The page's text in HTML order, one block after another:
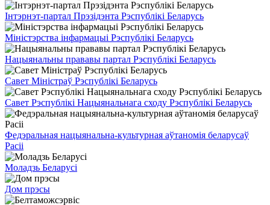
Інтэрнэт-партал Прэзідэнта Рэспублікі Беларусь
Міністэрства інфармацыі Рэспублікі Беларусь
Нацыянальны прававы партал Рэспублікі Беларусь
Савет Міністраў Рэспублікі Беларусь
Савет Рэспублікі Нацыянальнага сходу Рэспублікі Беларусь
Федэральная нацыянальна-культурная аўтаномія беларусаў
Расіі
Моладзь Беларусі
Дом прэсы